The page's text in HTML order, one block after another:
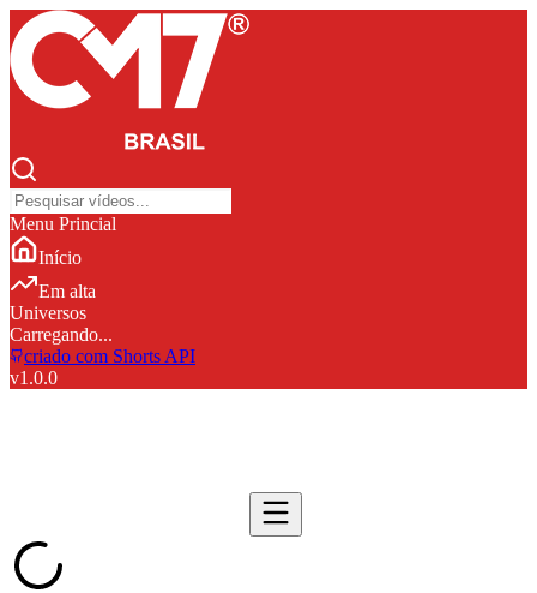
Menu Princial
Início
Em alta
Universos
Carregando...
criado com Shorts API
v1.0.0